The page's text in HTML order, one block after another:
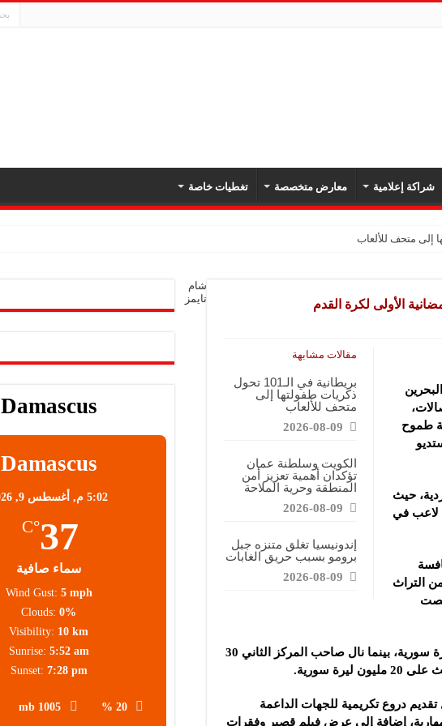
شراكة إعلامية معارض متخصصة تغطيات خاصة
الأولى لكرة القدم
مقالات مشابهة
بريطانية في الـ101 تحول
ذكريات طفولتها إلى
متحف للألعاب
2026-08-09
الكويت وسلطنة عمان
تؤكدان أهمية تعزيز أمن
المنطقة وحرية الملاحة
2026-08-09
إندونيسيا تغلق متنزه جبل
برومو بسبب حريق الغابات
2026-08-09
طموح
حيث
لاعب في
التراث
وحصل الفريق البطل على جائزة مالية قدرها 50 مليون ليرة سورية، بينما نال صاحب المركز الثاني 30
سورية.
دروع تكريمية للجهات الداعمة
إضافة إلى عرض فيلم قصير وفقرات
Damascus
Damascus
5:02 م, أغسطس 9, 2026
37
°C
سماء صافية
20 %
1005 mb
Wind Gust: 5 mph
Clouds: 0%
Visibility: 10 km
Sunrise: 5:52 am
Sunset: 7:28 pm
شام
تايمز